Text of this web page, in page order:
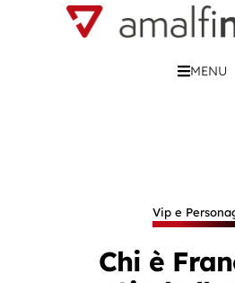
MENU
Vip e
Chi è